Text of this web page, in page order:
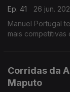
Ep. 41
26 jun.
Manuel Portugal
mais competitivas
Corridas da
Maputo